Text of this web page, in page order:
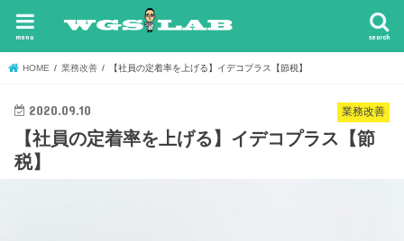
search
menu
HOME 業務改善 【社員の定着率を上げる】イデコプラス【節税】
業務改善
2020.09.10
【社員の定着率を上げる】イデコプラス【節
税】